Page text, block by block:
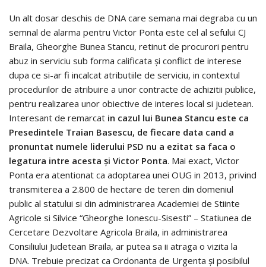
Un alt dosar deschis de DNA care semana mai degraba cu un
semnal de alarma pentru Victor Ponta este cel al sefului CJ
Braila, Gheorghe Bunea Stancu, retinut de procurori pentru
abuz in serviciu sub forma calificata şi conflict de interese
dupa ce si-ar fi incalcat atributiile de serviciu, in contextul
procedurilor de atribuire a unor contracte de achizitii publice,
pentru realizarea unor obiective de interes local si judetean.
Interesant de remarcat in cazul lui Bunea Stancu este ca
Presedintele Traian Basescu, de fiecare data cand a
pronuntat numele liderului PSD nu a ezitat sa faca o
legatura intre acesta şi Victor Ponta. Mai exact, Victor
Ponta era atentionat ca adoptarea unei OUG in 2013, privind
transmiterea a 2.800 de hectare de teren din domeniul
public al statului si din administrarea Academiei de Stiinte
Agricole si Silvice “Gheorghe Ionescu-Sisesti” – Statiunea de
Cercetare Dezvoltare Agricola Braila, in administrarea
Consiliului Judetean Braila, ar putea sa ii atraga o vizita la
DNA. Trebuie precizat ca Ordonanta de Urgenta şi posibilul